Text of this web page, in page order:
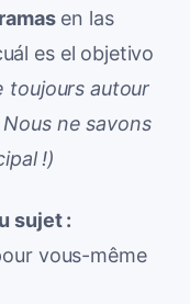
en las
es el objetivo
toujours autour
ne savons
!)
sujet :
vous-même